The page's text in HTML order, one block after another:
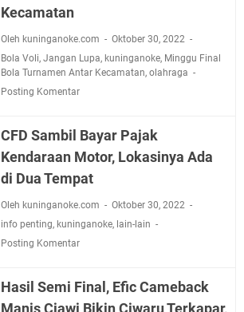
Kecamatan
Oleh kuninganoke.com
Oktober 30, 2022
Bola Voli, Jangan Lupa, kuninganoke, Minggu Final
Bola Turnamen Antar Kecamatan, olahraga
Posting Komentar
CFD Sambil Bayar Pajak
Kendaraan Motor, Lokasinya Ada
di Dua Tempat
Oleh kuninganoke.com
Oktober 30, 2022
info penting, kuninganoke, lain-lain
Posting Komentar
Hasil Semi Final, Efic Cameback
Manis Ciawi Bikin Ciwaru Terkapar,